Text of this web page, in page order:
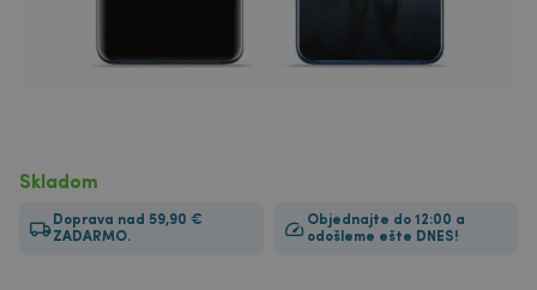
Skladom
Doprava nad 59,90 €
ZADARMO.
Objednajte do 12:00 a
odošleme ešte DNES!